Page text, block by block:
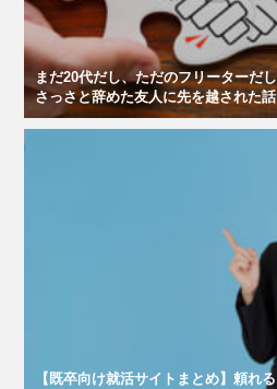
まだ20代だし、ただのフリーターだ
さっさと辞めた友人に先を越された話
【既卒向け就活サイトまとめ】頼れ